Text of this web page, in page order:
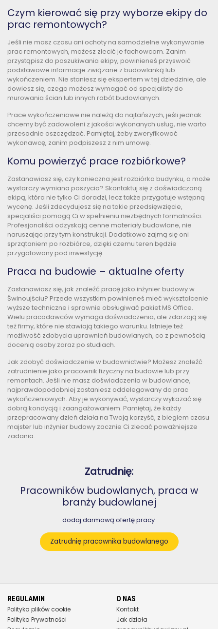
Czym kierować się przy wyborze ekipy do
prac remontowych?
Jeśli nie masz czasu ani ochoty na samodzielne wykonywanie
prac remontowych, możesz zlecić je fachowcom. Zanim
przystąpisz do poszukiwania ekipy, powinieneś przyswoić
podstawowe informacje związane z budowlanką lub
wykończeniem. Nie staniesz się ekspertem w tej dziedzinie, ale
dowiesz się, czego możesz wymagać od specjalisty do
murowania ścian lub innych robót budowlanych.
Prace wykończeniowe nie należą do najtańszych, jeśli jednak
chcemy być zadowoleni z jakości wykonanych usług, nie warto
przesadnie oszczędzać. Pamiętaj, żeby zweryfikować
wykonawcę, zanim podpiszesz z nim umowę.
Komu powierzyć prace rozbiórkowe?
Zastanawiasz się, czy konieczna jest rozbiórka budynku, a może
wystarczy wymiana poszycia? Skontaktuj się z doświadczoną
ekipą, która nie tylko Ci doradzi, lecz także przygotuje wstępną
wycenę. Jeśli zdecydujesz się na takie przedsięwzięcie,
specjaliści pomogą Ci w spełnieniu niezbędnych formalności.
Profesjonaliści odzyskają cenne materiały budowlane, nie
naruszając przy tym konstrukcji. Dodatkowo zajmą się oni
sprzątaniem po rozbiórce, dzięki czemu teren będzie
przygotowany pod inwestycję.
Praca na budowie – aktualne oferty
Zastanawiasz się, jak znaleźć pracę jako inżynier budowy w
Świnoujściu? Przede wszystkim powinieneś mieć wykształcenie
wyższe techniczne i sprawnie obsługiwać pakiet MS Office.
Wielu pracodawców wymaga doświadczenia, ale zdarzają się
też firmy, które nie stawiają takiego warunku. Istnieje też
możliwość zdobycia uprawnień budowlanych, co z pewnością
docenią osoby zaraz po studiach.
Jak zdobyć doświadczenie w budownictwie? Możesz znaleźć
zatrudnienie jako pracownik fizyczny na budowie lub przy
remontach. Jeśli nie masz doświadczenia w budowlance,
najprawdopodobniej zostaniesz oddelegowany do prac
wykończeniowych. Aby je wykonywać, wystarczy wykazać się
dobrą kondycją i zaangażowaniem. Pamiętaj, że każdy
przepracowany dzień działa na Twoją korzyść, z biegiem czasu
majster lub inżynier budowy zacznie Ci zlecać poważniejsze
zadania.
Zatrudnię:
Pracowników budowlanych, praca w
branży budowlanej
dodaj darmową ofertę pracy
Zatrudnię pracownika budowlanego
REGULAMIN
Polityka plików cookie
Polityka Prywatności
O NAS
Kontakt
Jak działa